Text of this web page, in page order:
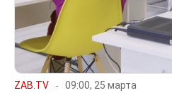
ZAB.TV 09:00, 25 марта